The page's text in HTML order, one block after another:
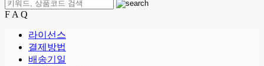
F A Q
라이선스
결제방법
배송기일